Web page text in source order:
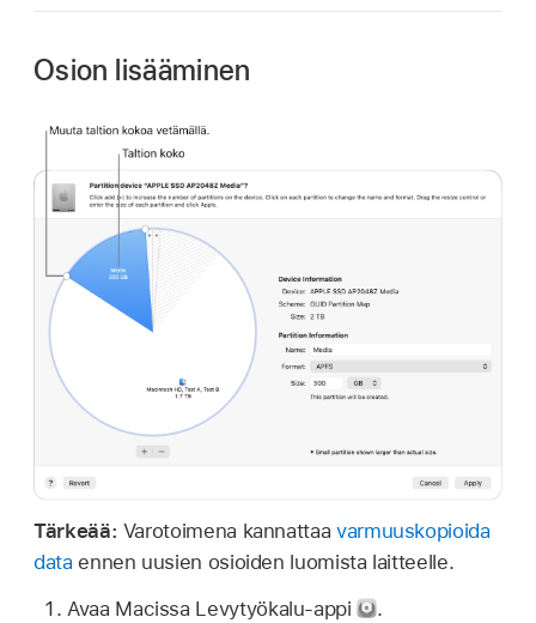
Osion lisääminen
Tärkeää: Varotoimena kannattaa varmuuskopioida
data ennen uusien osioiden luomista laitteelle.
Avaa Macissa Levytyökalu-appi
.